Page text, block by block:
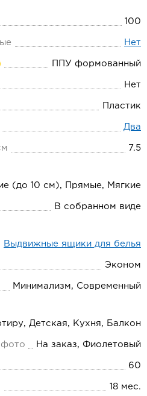
100
Нет
ППУ формованный
Нет
Пластик
Два
7.5
(до 10 см), Прямые, Мягкие
В собранном виде
Выдвижные ящики для белья
Эконом
Минимализм, Современный
Детская, Кухня, Балкон
фото На заказ, Фиолетовый
60
18 мес.